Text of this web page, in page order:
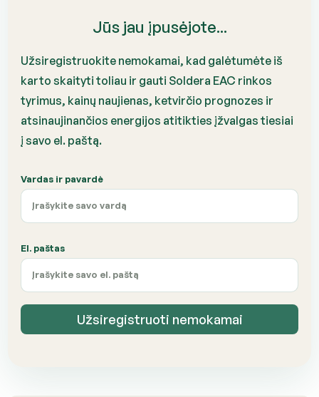
Jūs jau įpusėjote...
Užsiregistruokite nemokamai, kad galėtumėte iš
karto skaityti toliau ir gauti Soldera EAC rinkos
tyrimus, kainų naujienas, ketvirčio prognozes ir
atsinaujinančios energijos atitikties įžvalgas tiesiai
į savo el. paštą.
Vardas ir pavardė
El. paštas
Užsiregistruoti nemokamai